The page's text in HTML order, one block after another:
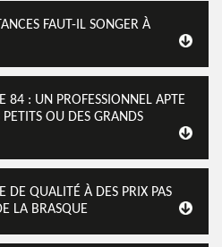
FAUT-IL SONGER À
84 : UN PROFESSIONNEL APTE
OU DES GRANDS
DE QUALITÉ À DES PRIX PAS
LA BRASQUE